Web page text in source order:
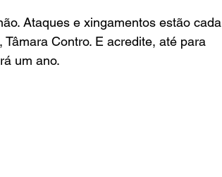
Ataques e xingamentos estão cada
Contro. E acredite, até para
um ano.